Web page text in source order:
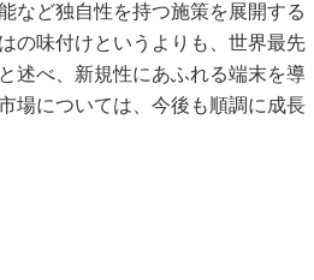
など独自性を持つ施策を展開する
の味付けというよりも、世界最先
述べ、新規性にあふれる端末を導
場については、今後も順調に成長